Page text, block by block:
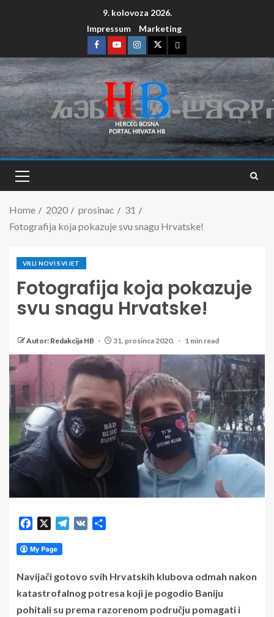
9. kolovoza 2026.
Impressum
Marketing
Home 2020 prosinac
31
Fotografija koja pokazuje svu snagu Hrvatske!
VRLI NOVI SVIJET
Fotografija koja pokazuje
svu snagu Hrvatske!
Autor: Redakcija HB 31. prosinca 2020. 1 min read
Facebook Telegram
VK
Navijači gotovo svih Hrvatskih klubova odmah nakon
katastrofalnog potresa koji je pogodio Baniju
pohitali su prema razorenom području pomagati i